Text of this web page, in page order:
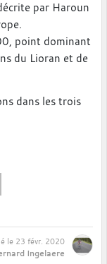
par Haroun
point dominant
du Lioran et de
dans les trois
le 23 févr. 2020
Ingelaere